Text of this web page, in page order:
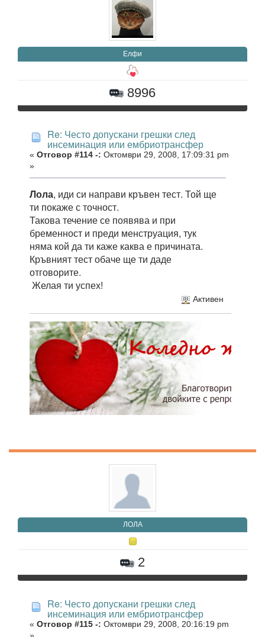
Елфи
8996
Re: Често допускани грешки след
инсеминация или ембриотрансфер
« Отговор #114 -: Октомври 29, 2008, 17:09:31 pm
»
Лола, иди си направи кръвен тест. Той ще
ти покаже с точност.
Такова течение се появява и при
бременност и преди менструация, тук
няма кой да ти каже каква е причината.
Кръвният тест обаче ще ти даде
отговорите.
Желая ти успех!
Активен
ЛОЛА
2
Re: Често допускани грешки след
инсеминация или ембриотрансфер
« Отговор #115 -: Октомври 29, 2008, 20:16:19 pm